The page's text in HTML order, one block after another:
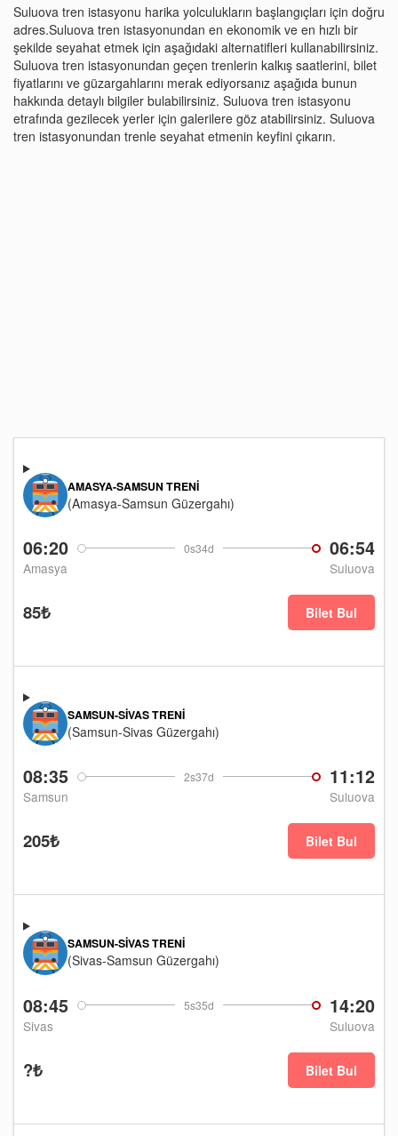
Suluova tren istasyonu harika yolculukların başlangıçları için doğru
adres.Suluova tren istasyonundan en ekonomik ve en hızlı bir
şekilde seyahat etmek için aşağıdaki alternatifleri kullanabilirsiniz.
Suluova tren istasyonundan geçen trenlerin kalkış saatlerini, bilet
fiyatlarını ve güzargahlarını merak ediyorsanız aşağıda bunun
hakkında detaylı bilgiler bulabilirsiniz. Suluova tren istasyonu
etrafında gezilecek yerler için galerilere göz atabilirsiniz. Suluova
tren istasyonundan trenle seyahat etmenin keyfini çıkarın.
06:20 0s34d 06:54
Amasya Suluova
AMASYA-SAMSUN TRENI
(Amasya-Samsun Güzergahı)
85₺ Bilet Bul
08:35 2s37d 11:12
Samsun Suluova
SAMSUN-SIVAS TRENI
(Samsun-Sivas Güzergahı)
205₺ Bilet Bul
08:45 5s35d 14:20
Sivas Suluova
SAMSUN-SIVAS TRENI
(Sivas-Samsun Güzergahı)
?₺ Bilet Bul